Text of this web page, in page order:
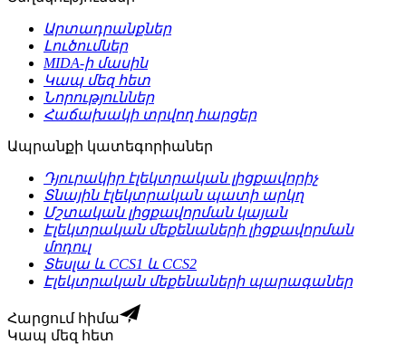
Արտադրանքներ
Լուծումներ
MIDA-ի մասին
Կապ մեզ հետ
Նորություններ
Հաճախակի տրվող հարցեր
Ապրանքի կատեգորիաներ
Դյուրակիր էլեկտրական լիցքավորիչ
Տնային էլեկտրական պատի արկղ
Մշտական ​​լիցքավորման կայան
Էլեկտրական մեքենաների լիցքավորման
մոդուլ
Տեսլա և CCS1 և CCS2
Էլեկտրական մեքենաների պարագաներ
Հարցում հիմա
Կապ մեզ հետ